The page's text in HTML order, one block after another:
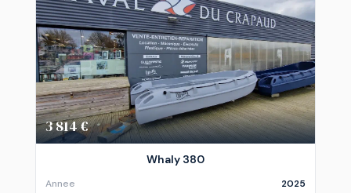
3 814 €
Whaly 380
Annee
2025